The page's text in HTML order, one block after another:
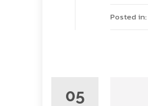
Posted in:
05